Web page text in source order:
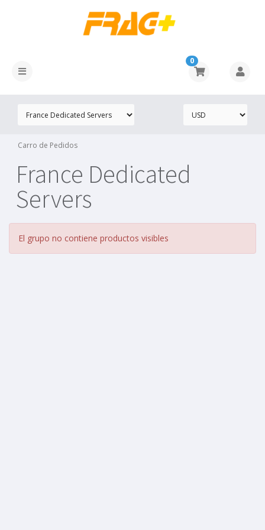
0
Carro de Pedidos
France Dedicated
Servers
El grupo no contiene productos visibles